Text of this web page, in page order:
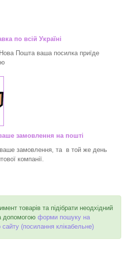
по всій Україні
Пошта ваша посилка приїде
замовлення на пошті
замовлення, та в той же день
компанії.
товарів та підібрати неодхідний
допомогою форми пошуку на
сайту (посилання клікабельне)